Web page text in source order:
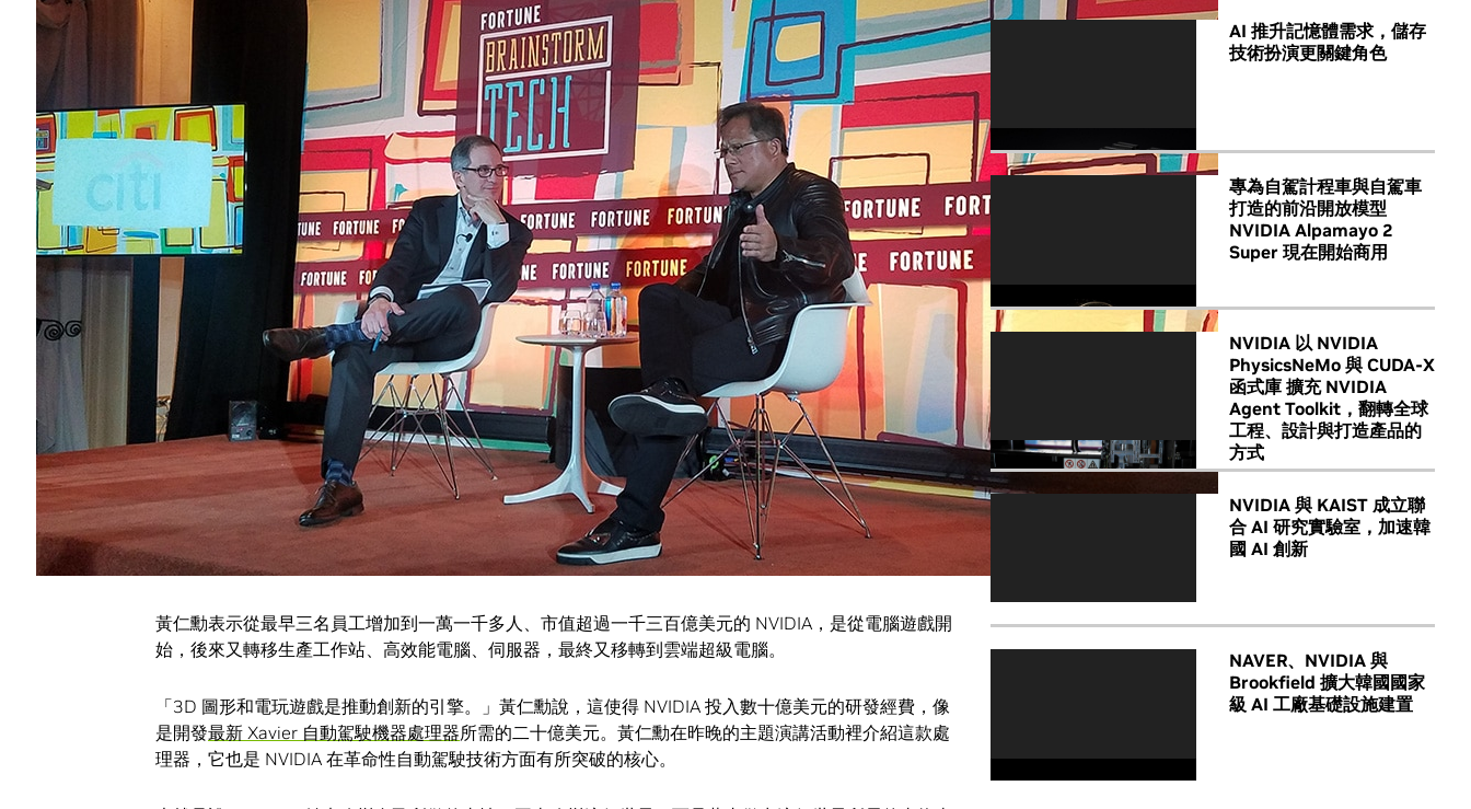
在一處能俯看賭城百樂宮酒店大門前，那座燈光閃耀之華麗噴泉的時髦餐廳裡，《財富》雜誌主辦的
「腦力激盪科技圈」（Brainstorm Tech）晚宴活動坐滿了來自各行各業的高階主管，而這場晚宴每年為
CES 展會揭開序幕。
上個月甫獲《財富》雜誌「年度最佳商業人士」頭銜的 NVIDIA 創辦人暨執行長黃仁勳，正在舞台上接受
採訪，被問到何時意識到自己的公司將改變世界。
台下的提問者大家都很熟悉，正是時代公司（Time Inc.）旗下多本雜誌的主編 Alan Murray。他指出
NVIDIA 最早起家的業務是在電腦遊戲方面，後來才轉為運用人工智慧的無窮力量。
「你成立的公司最早是製造遊戲晶片，如今則是將心力投注在人工智慧上。」數十年間曾在《財富》雜
誌及《華爾街日報》擔任主編和專欄作家的 Murray 說。他的問題：你什麼時候發覺到 NVIDIA 會發生改
變這個世界？
「1993年2月17日」，黃仁勳馬上脫口而出這個明確日期。起初125名嘉賓笑了出來，後來發現他是認
真的。這是他跟兩名友人成立 NVIDIA 的日期。
黃仁勳說：「除非是想對社會有所貢獻，不然成立公司一點意義也沒有。」
「成立一間公司極為困難，有著各種絕望、折磨，還有做出前人從未做過的事情所享受到的無比樂趣，
都超出了言語能描述的程度。除非你覺得自己有所貢獻，否則很難持續下去。」他說。
黃仁勳表示從最早三名員工增加到一萬一千多人、市值超過一千三百億美元的 NVIDIA，是從電腦遊戲開
始，後來又轉移生產工作站、高效能電腦、伺服器，最終又移轉到雲端超級電腦。
「3D 圖形和電玩遊戲是推動創新的引擎。」黃仁勳說，這使得 NVIDIA 投入數十億美元的研發經費，像
是開發最新 Xavier 自動駕駛機器處理器所需的二十億美元。黃仁勳在昨晚的主題演講活動裡介紹這款處
理器，它也是 NVIDIA 在革命性自動駕駛技術方面有所突破的核心。
AI 推升記憶體需求，儲存
技術扮演更關鍵角色
專為自駕計程車與自駕車
打造的前沿開放模型
NVIDIA Alpamayo 2
Super 現在開始商用
NVIDIA 以 NVIDIA
PhysicsNeMo 與 CUDA-X
函式庫 擴充 NVIDIA
Agent Toolkit，翻轉全球
工程、設計與打造產品的
方式
NVIDIA 與 KAIST 成立聯
合 AI 研究實驗室，加速韓
國 AI 創新
NAVER、NVIDIA 與
Brookfield 擴大韓國國家
級 AI 工廠基礎設施建置